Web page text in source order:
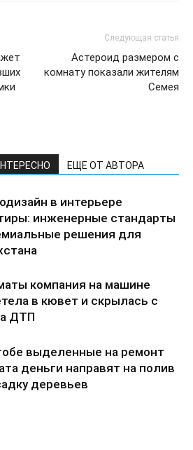
Следующая статья
Астероид размером с
комнату показали жителям
Семея
ЕЩЕ ОТ АВТОРА
в интерьере
инженерные стандарты
решения для
компания на машине
в кювет и скрылась с
ДТП
выделенные на ремонт
деньги направят на полив
деревьев